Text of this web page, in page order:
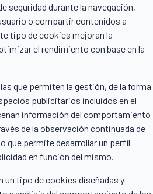
seguridad durante la navegación,
o compartir contenidos a
tipo de cookies mejoran la
el rendimiento con base en la
que permiten la gestión, de la forma
publicitarios incluidos en el
información del comportamiento
de la observación continuada de
que permite desarrollar un perfil
en función del mismo.
un tipo de cookies diseñadas y